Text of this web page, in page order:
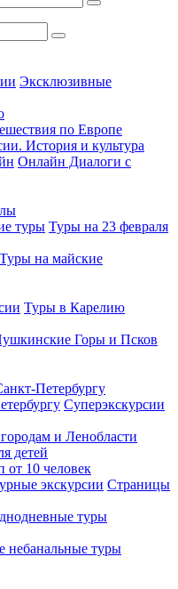
Эксклюзивные
по Европе
История и культура
Онлайн Диалоги с
туры Туры на 23 февраля
Туры на майские
Туры в Карелию
Горы и Псков
Петербургу
Суперэкскурсии
и Ленобласти
детей
от 10 человек
экскурсии Страницы
туры
небанальные туры